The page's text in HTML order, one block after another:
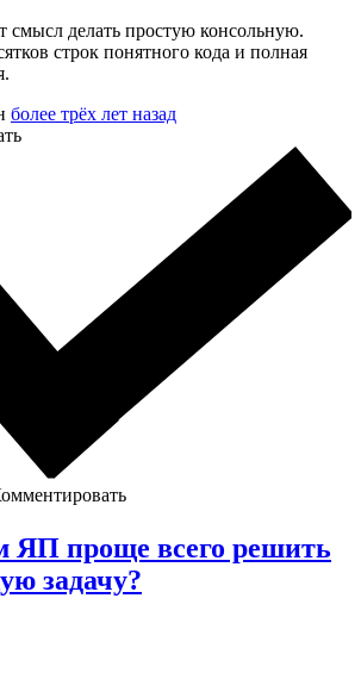
смысл делать простую консольную.
строк понятного кода и полная
более трёх лет назад
ЯП проще всего решить
задачу?